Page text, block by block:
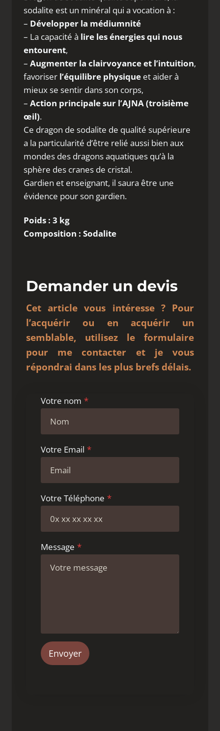
sodalite est un minéral qui a vocation à :
– Développer la médiumnité
– La capacité à lire les énergies qui nous
entourent,
– Augmenter la clairvoyance et l’intuition,
favoriser l’équilibre physique et aider à
mieux se sentir dans son corps,
– Action principale sur l’AJNA (troisième
œil).
Ce dragon de sodalite de qualité supérieure
a la particularité d’être relié aussi bien aux
mondes des dragons aquatiques qu’à la
sphère des cranes de cristal.
Gardien et enseignant, il saura être une
évidence pour son gardien.
Poids : 3 kg
Composition : Sodalite
Demander un devis
Cet article vous intéresse ? Pour
l’acquérir ou en acquérir un
semblable, utilisez le formulaire
pour me contacter et je vous
répondrai dans les plus brefs délais.
Votre nom *
Votre Email *
Votre Téléphone *
Message *
Envoyer